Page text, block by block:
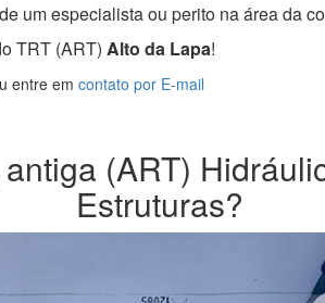
um especialista ou perito na área da
TRT (ART) Alto da Lapa!
entre em contato por E-mail
(ART)
Estruturas?